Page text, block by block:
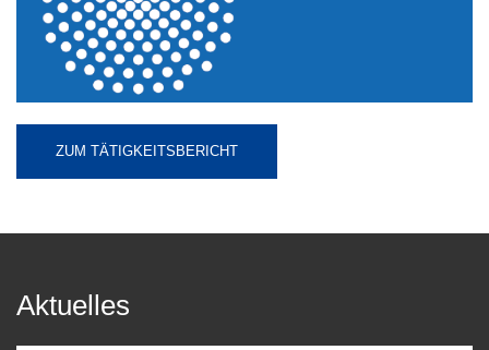
ZUM TÄTIGKEITSBERICHT
Aktuelles